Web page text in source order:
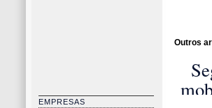
EMPRESAS
Outros